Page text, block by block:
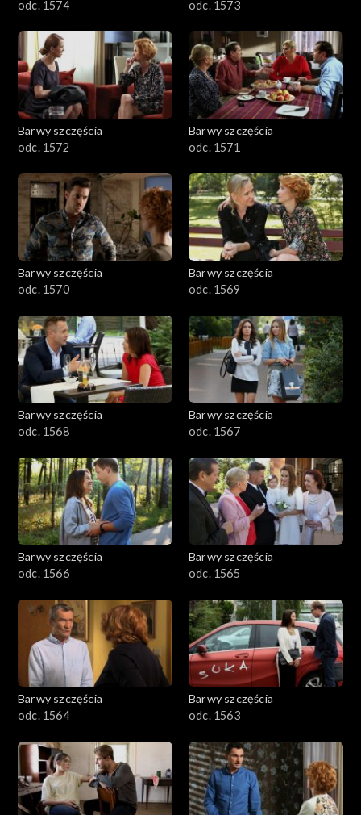
odc. 1574 odc. 1573
Barwy szczęścia
odc. 1572
Barwy szczęścia
odc. 1571
Barwy szczęścia
odc. 1570
Barwy szczęścia
odc. 1569
Barwy szczęścia
odc. 1568
Barwy szczęścia
odc. 1567
Barwy szczęścia
odc. 1566
Barwy szczęścia
odc. 1565
Barwy szczęścia
odc. 1564
Barwy szczęścia
odc. 1563